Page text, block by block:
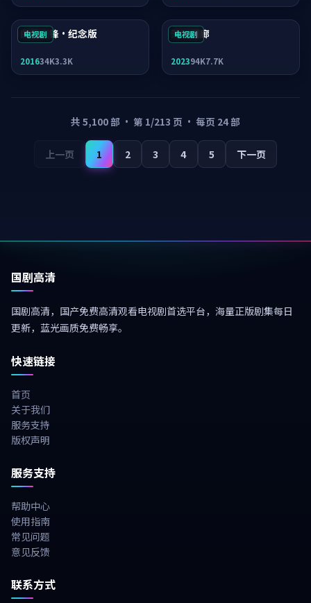
电视剧
白昼交锋·纪念版
201634K3.3K
电视剧
天际回廊
202394K7.7K
共 5,100部 · 第 1/213 页 · 每页 24部
上一页 1 2 3 4 5 下一页
国剧高清
国剧高清，国产免费高清观看电视剧首选平台，海量正版剧集每日
更新，蓝光画质免费畅享。
快速链接
首页
关于我们
服务支持
版权声明
服务支持
帮助中心
使用指南
常见问题
意见反馈
联系方式